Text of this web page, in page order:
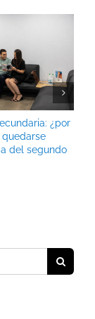
¿por
del segundo